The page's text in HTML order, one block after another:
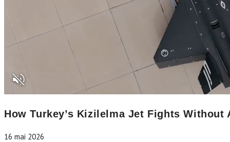
How Turkey’s Kizilelma Jet Fights Without
16 mai 2026